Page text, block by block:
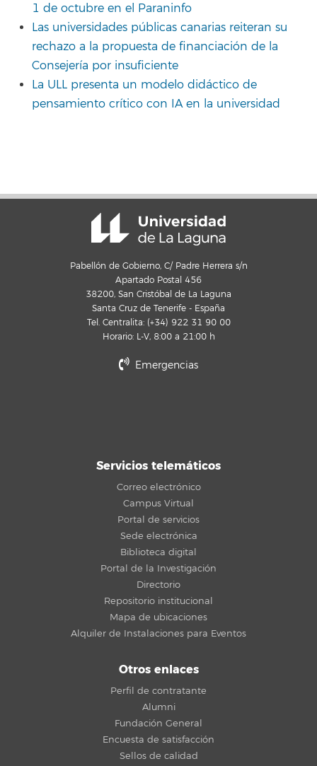
1 de octubre en el Paraninfo
Las universidades públicas canarias reiteran su
rechazo a la propuesta de financiación de la
Consejería por insuficiente
La ULL presenta un modelo didáctico de
pensamiento crítico con IA en la universidad
Pabellón de Gobierno, C/ Padre Herrera s/n
Apartado Postal 456
38200, San Cristóbal de La Laguna
Santa Cruz de Tenerife - España
Tel. Centralita: (+34) 922 31 90 00
Horario: L-V, 8:00 a 21:00 h
Emergencias
Servicios telemáticos
Correo electrónico
Campus Virtual
Portal de servicios
Sede electrónica
Biblioteca digital
Portal de la Investigación
Directorio
Repositorio institucional
Mapa de ubicaciones
Alquiler de Instalaciones para Eventos
Otros enlaces
Perfil de contratante
Alumni
Fundación General
Encuesta de satisfacción
Sellos de calidad